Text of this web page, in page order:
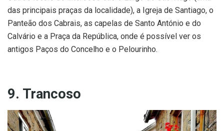
das principais praças da localidade), a Igreja de Santiago, o
Panteão dos Cabrais, as capelas de Santo António e do
Calvário e a Praça da República, onde é possível ver os
antigos Paços do Concelho e o Pelourinho.
9. Trancoso